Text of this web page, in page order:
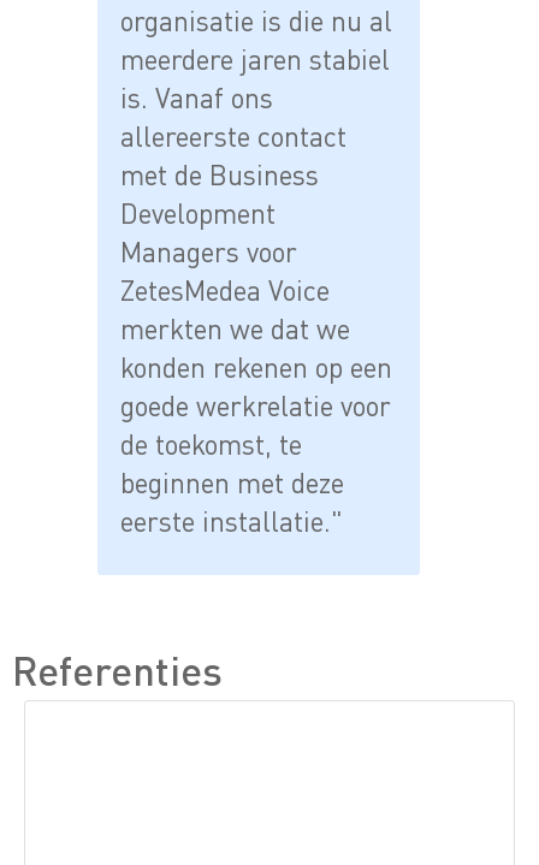
organisatie is die nu al
meerdere jaren stabiel
is. Vanaf ons
allereerste contact
met de Business
Development
Managers voor
ZetesMedea Voice
merkten we dat we
konden rekenen op een
goede werkrelatie voor
de toekomst, te
beginnen met deze
eerste installatie."
Referenties